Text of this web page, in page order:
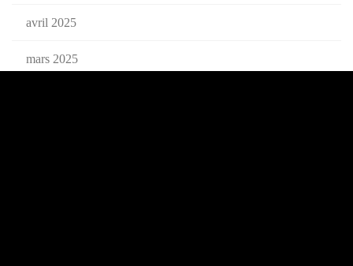
avril 2025
mars 2025